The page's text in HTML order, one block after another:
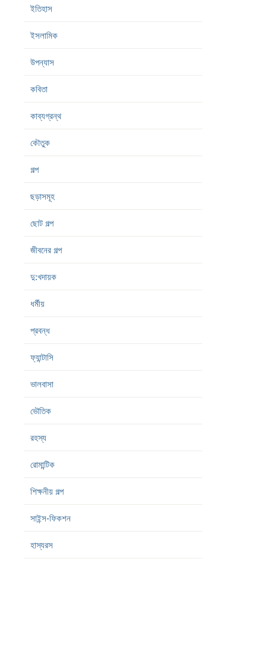
ইতিহাস
ইসলামিক
উপন্যাস
কবিতা
কাব্যগ্রন্থ
কৌতুক
গল্প
ছড়াসমূহ
ছোট গল্প
জীবনের গল্প
দু:খদায়ক
ধর্মীয়
প্রবন্ধ
ফ্যান্টাসি
ভালবাসা
ভৌতিক
রহস্য
রোমান্টিক
শিক্ষনীয় গল্প
সাইন্স-ফিকশন
হাস্যরস